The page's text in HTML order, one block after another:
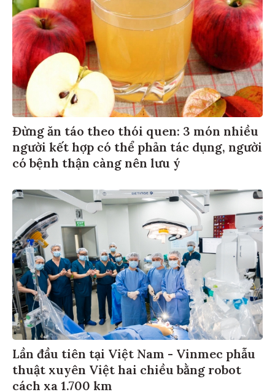
Đừng ăn táo theo thói quen: 3 món nhiều
người kết hợp có thể phản tác dụng, người
có bệnh thận càng nên lưu ý
Lần đầu tiên tại Việt Nam - Vinmec phẫu
thuật xuyên Việt hai chiều bằng robot
cách xa 1.700 km